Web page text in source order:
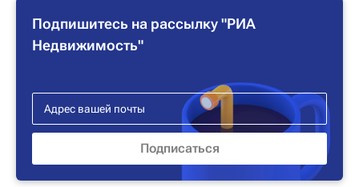
Подпишитесь на рассылку "РИА
Недвижимость"